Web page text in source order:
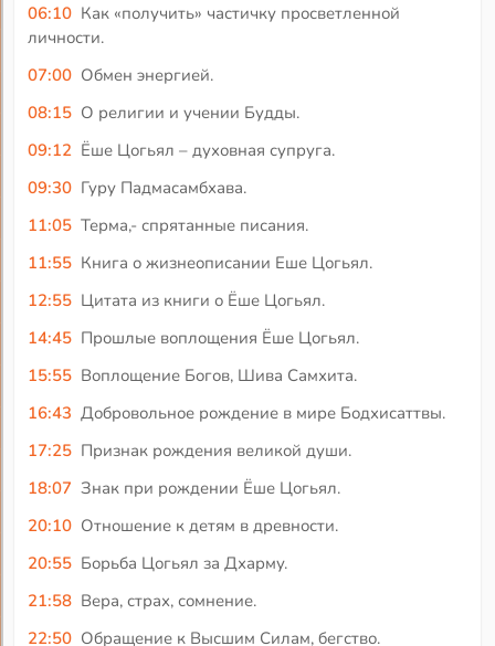
06:10 Как «получить» частичку просветленной
личности.
07:00 Обмен энергией.
08:15 О религии и учении Будды.
09:12 Ёше Цогьял – духовная супруга.
09:30 Гуру Падмасамбхава.
11:05 Терма,- спрятанные писания.
11:55 Книга о жизнеописании Еше Цогьял.
12:55 Цитата из книги о Ёше Цогьял.
14:45 Прошлые воплощения Ёше Цогьял.
15:55 Воплощение Богов, Шива Самхита.
16:43 Добровольное рождение в мире Бодхисаттвы.
17:25 Признак рождения великой души.
18:07 Знак при рождении Ёше Цогьял.
20:10 Отношение к детям в древности.
20:55 Борьба Цогьял за Дхарму.
21:58 Вера, страх, сомнение.
22:50 Обращение к Высшим Силам, бегство.